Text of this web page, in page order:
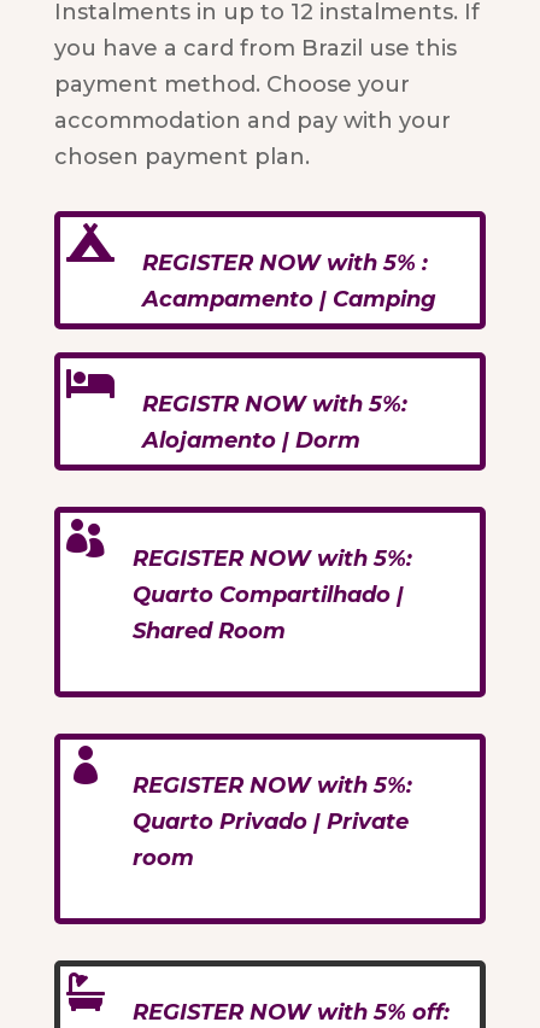
Instalments in up to 12 instalments. If
you have a card from Brazil use this
payment method. Choose your
accommodation and pay with your
chosen payment plan.

REGISTER NOW with 5% :
Acampamento | Camping

REGISTR NOW with 5%:
Alojamento | Dorm

REGISTER NOW with 5%:
Quarto Compartilhado |
Shared Room

REGISTER NOW with 5%:
Quarto Privado | Private
room

REGISTER NOW with 5% off: